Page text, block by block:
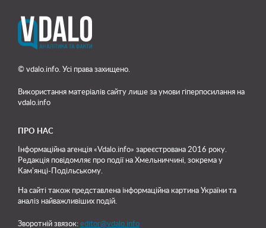
© vdalo.info. Усі права захищено.
Використання матеріалів сайту лише за умови гіперпосилання на
vdalo.info
ПРО НАС
Інформаційна агенція «Vdalo.info» зареєстрована 2016 року.
Редакція повідомляє про події на Хмельниччині, зокрема у
Кам'янці-Подільському.
На сайті також представлена інформаційна картина України та
аналіз найважливіших подій.
Зворотній звязок: editor@vdalo.info